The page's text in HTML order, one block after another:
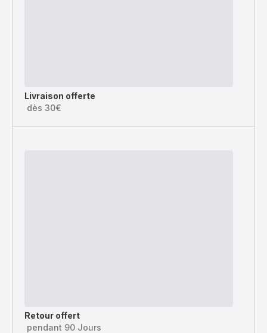
Livraison offerte
dès 30€
Retour offert
pendant 90 Jours